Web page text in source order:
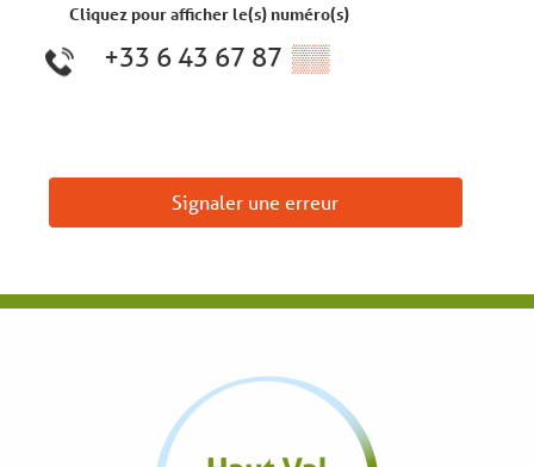
Cliquez pour afficher le(s) numéro(s)
+33 6 43 67 87 ▒▒
Signaler une erreur